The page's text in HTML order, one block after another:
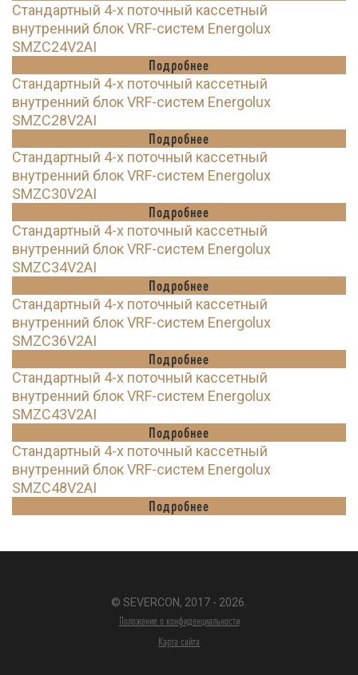
Стандартный 4-х поточный кассетный
внутренний блок VRF-систем Energolux
SMZC24V2AI
Подробнее
Стандартный 4-х поточный кассетный
внутренний блок VRF-систем Energolux
SMZC28V2AI
Подробнее
Стандартный 4-х поточный кассетный
внутренний блок VRF-систем Energolux
SMZC30V2AI
Подробнее
Стандартный 4-х поточный кассетный
внутренний блок VRF-систем Energolux
SMZC34V2AI
Подробнее
Стандартный 4-х поточный кассетный
внутренний блок VRF-систем Energolux
SMZC36V2AI
Подробнее
Стандартный 4-х поточный кассетный
внутренний блок VRF-систем Energolux
SMZC43V2AI
Подробнее
Стандартный 4-х поточный кассетный
внутренний блок VRF-систем Energolux
SMZC48V2AI
Подробнее
© SEVERCON, 2017 - 2026.
Положение о конфиденциальности
Карта сайта